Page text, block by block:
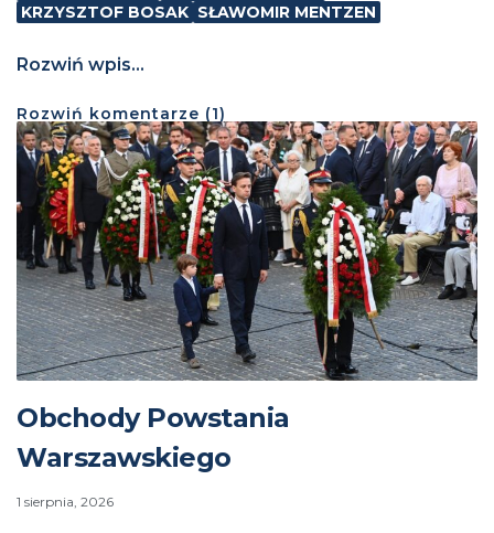
KRZYSZTOF BOSAK SŁAWOMIR MENTZEN
Rozwiń wpis...
Rozwiń komentarze (1)
Obchody Powstania
Warszawskiego
1 sierpnia, 2026